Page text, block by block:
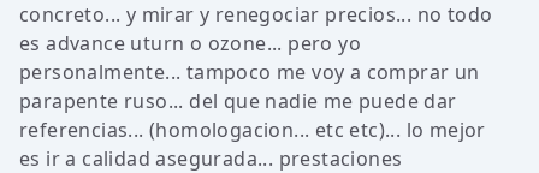
concreto... y mirar y renegociar precios... no todo
es advance uturn o ozone... pero yo
personalmente... tampoco me voy a comprar un
parapente ruso... del que nadie me puede dar
referencias... (homologacion... etc etc)... lo mejor
es ir a calidad asegurada... prestaciones